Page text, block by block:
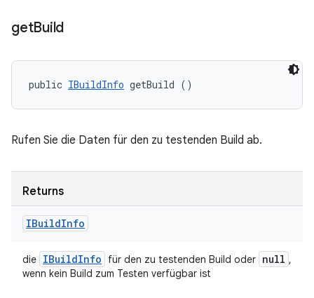
getBuild
public IBuildInfo getBuild ()
Rufen Sie die Daten für den zu testenden Build ab.
Returns
IBuildInfo
die IBuildInfo für den zu testenden Build oder null ,
wenn kein Build zum Testen verfügbar ist